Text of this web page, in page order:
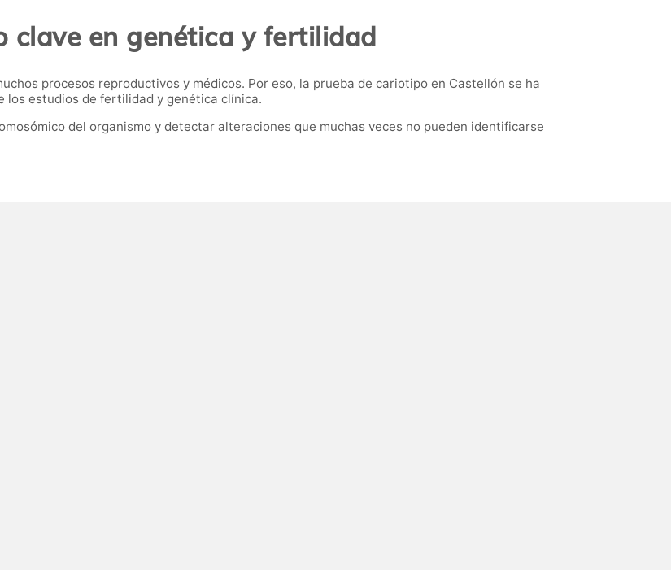
clave en genética y fertilidad
procesos reproductivos y médicos. Por eso, la prueba de cariotipo en Castellón se ha
estudios de fertilidad y genética clínica.
del organismo y detectar alteraciones que muchas veces no pueden identificarse